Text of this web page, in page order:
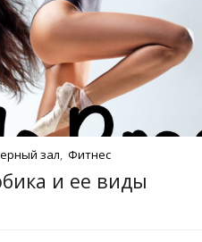
зал Фитнес
и ее виды